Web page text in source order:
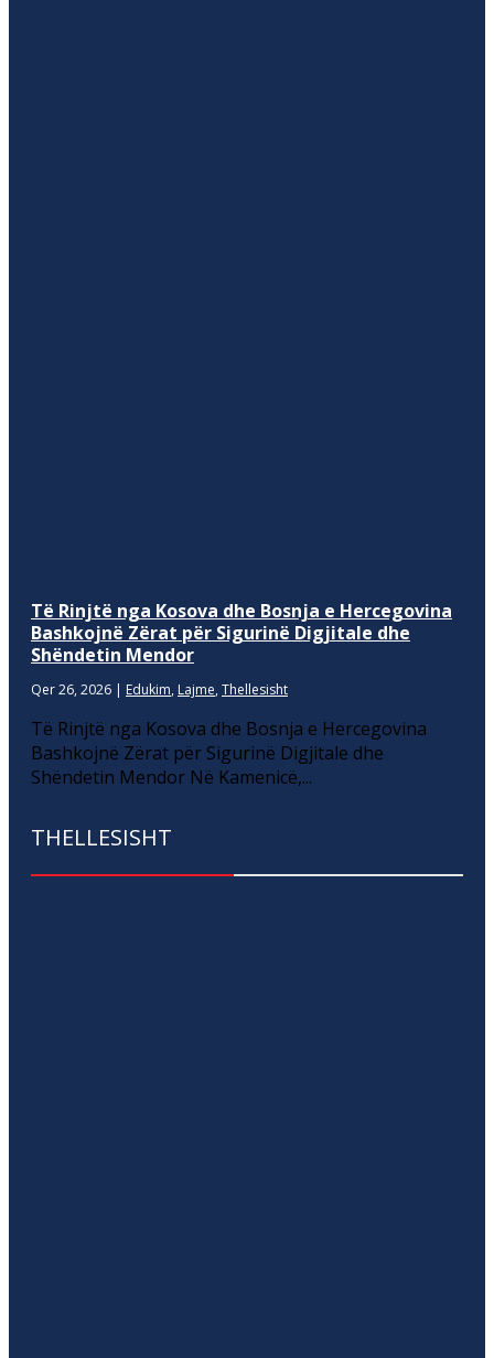
Të Rinjtë nga Kosova dhe Bosnja e Hercegovina
Bashkojnë Zërat për Sigurinë Digjitale dhe
Shëndetin Mendor
Qer 26, 2026 | Edukim, Lajme, Thellesisht
Të Rinjtë nga Kosova dhe Bosnja e Hercegovina
Bashkojnë Zërat për Sigurinë Digjitale dhe
Shëndetin Mendor Në Kamenicë,...
THELLESISHT